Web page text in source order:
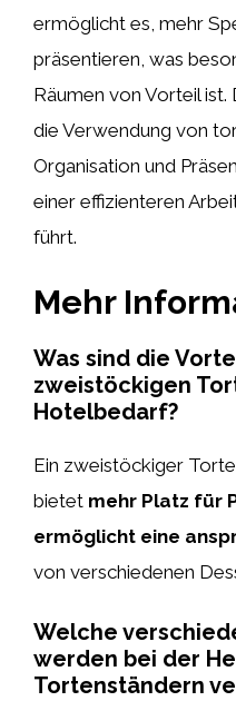
ermöglicht es, mehr
präsentieren, was
Räumen von Vorteil
die Verwendung von
Organisation und
einer effizienteren
führt.
Mehr
Was sind die
zweistöckigen
Hotelbedarf?
Ein zweistöckiger
bietet mehr Platz für
ermöglicht eine
von verschiedenen
Welche
werden bei der
Tortenständern